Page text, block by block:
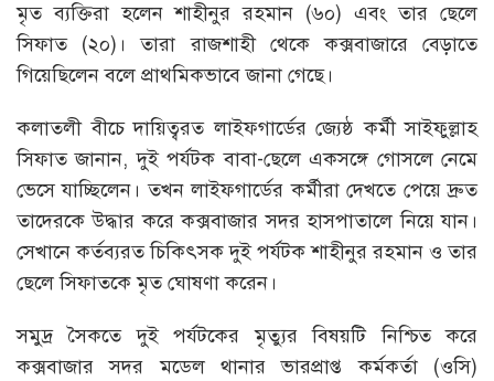
মৃত ব্যক্তিরা হলেন শাহীনুর রহমান (৬০) এবং তার ছেলে
সিফাত (২০)। তারা রাজশাহী থেকে কক্সবাজারে বেড়াতে
গিয়েছিলেন বলে প্রাথমিকভাবে জানা গেছে।
কলাতলী বীচে দায়িত্বরত লাইফগার্ডের জ্যেষ্ঠ কর্মী সাইফুল্লাহ
সিফাত জানান, দুই পর্যটক বাবা-ছেলে একসঙ্গে গোসলে নেমে
ভেসে যাচ্ছিলেন। তখন লাইফগার্ডের কর্মীরা দেখতে পেয়ে দ্রুত
তাদেরকে উদ্ধার করে কক্সবাজার সদর হাসপাতালে নিয়ে যান।
সেখানে কর্তব্যরত চিকিৎসক দুই পর্যটক শাহীনুর রহমান ও তার
ছেলে সিফাতকে মৃত ঘোষণা করেন।
সমুদ্র সৈকতে দুই পর্যটকের মৃত্যুর বিষয়টি নিশ্চিত করে
কক্সবাজার সদর মডেল থানার ভারপ্রাপ্ত কর্মকর্তা (ওসি)